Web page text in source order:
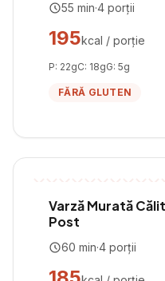
55 min·4 porții
195kcal / porție
P: 22gC: 18gG: 5g
FĂRĂ GLUTEN
Varză Murată
Post
60 min·4 porții